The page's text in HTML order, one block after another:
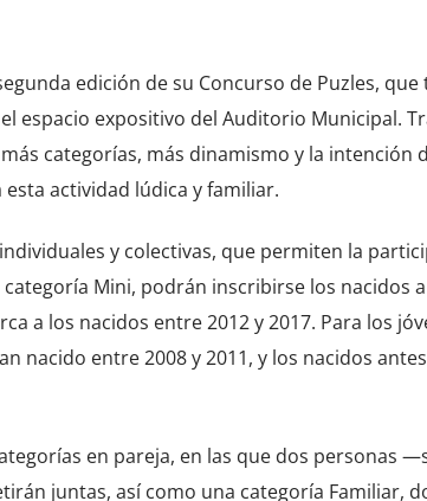
edición de su Concurso de Puzles, que
espacio expositivo del Auditorio Municipal.
categorías, más dinamismo y la intención
actividad lúdica y familiar.
y colectivas, que permiten la
Mini, podrán inscribirse los nacidos
a los nacidos entre 2012 y 2017. Para los
nacido entre 2008 y 2011, y los nacidos
en pareja, en las que dos personas
juntas, así como una categoría Familiar,